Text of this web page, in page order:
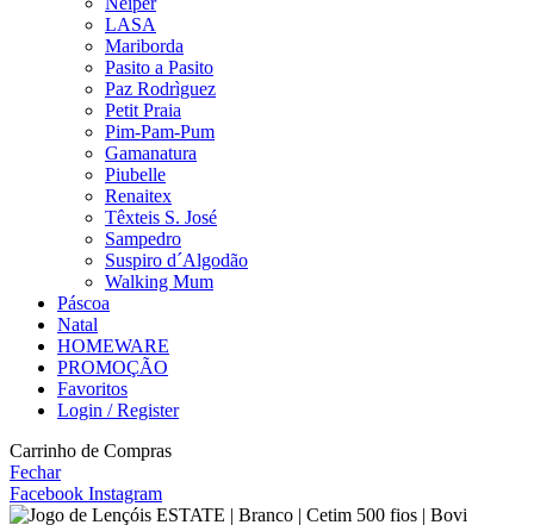
LASA
Mariborda
Pasito a Pasito
Paz Rodrìguez
Petit Praia
Pim-Pam-Pum
Gamanatura
Piubelle
Renaitex
Têxteis S. José
Sampedro
Suspiro d´Algodão
Walking Mum
Páscoa
Natal
HOMEWARE
PROMOÇÃO
Favoritos
Login / Register
Carrinho de Compras
Fechar
Facebook Instagram